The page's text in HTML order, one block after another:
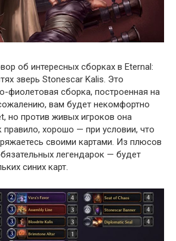
об интересных сборках в Eternal:
зверь Stonescar Kalis. Это
фиолетовая сборка, построенная на
вам будет некомфортно
но против живых игроков она
правило, хорошо — при условии, что
своими картами. Из плюсов
легендарок — будет
синих карт.